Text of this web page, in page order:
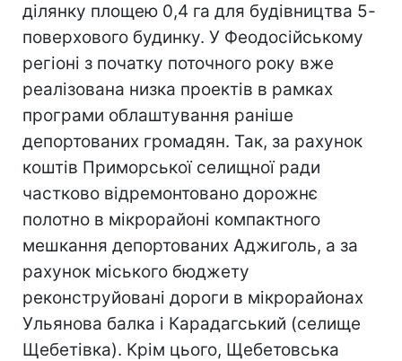
ділянку площею 0,4 га для будівництва 5-
поверхового будинку. У Феодосійському
регіоні з початку поточного року вже
реалізована низка проектів в рамках
програми облаштування раніше
депортованих громадян. Так, за рахунок
коштів Приморської селищної ради
частково відремонтовано дорожнє
полотно в мікрорайоні компактного
мешкання депортованих Аджиголь, а за
рахунок міського бюджету
реконструйовані дороги в мікрорайонах
Ульянова балка і Карадагський (селище
Щебетівка). Крім цього, Щебетовська